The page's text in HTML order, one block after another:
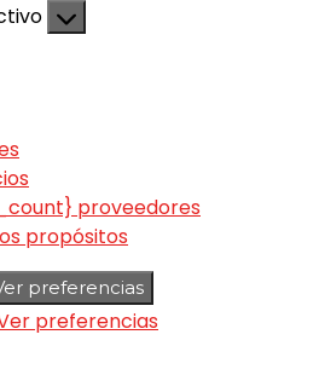
proveedores
propósitos
preferencias
preferencias